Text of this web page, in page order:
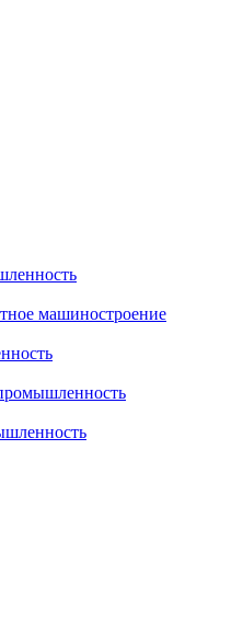
машиностроение